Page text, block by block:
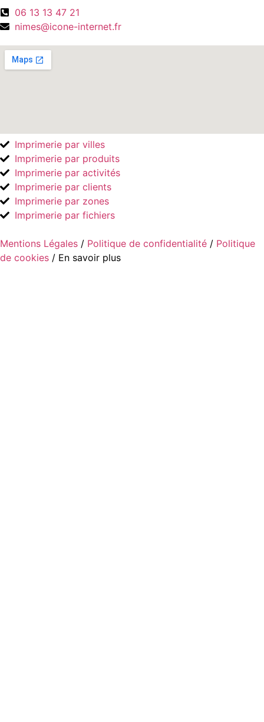
06 13 13 47 21
nimes@icone-internet.fr
Imprimerie par villes
Imprimerie par produits
Imprimerie par activités
Imprimerie par clients
Imprimerie par zones
Imprimerie par fichiers
Mentions Légales / Politique de confidentialité / Politique
de cookies / En savoir plus